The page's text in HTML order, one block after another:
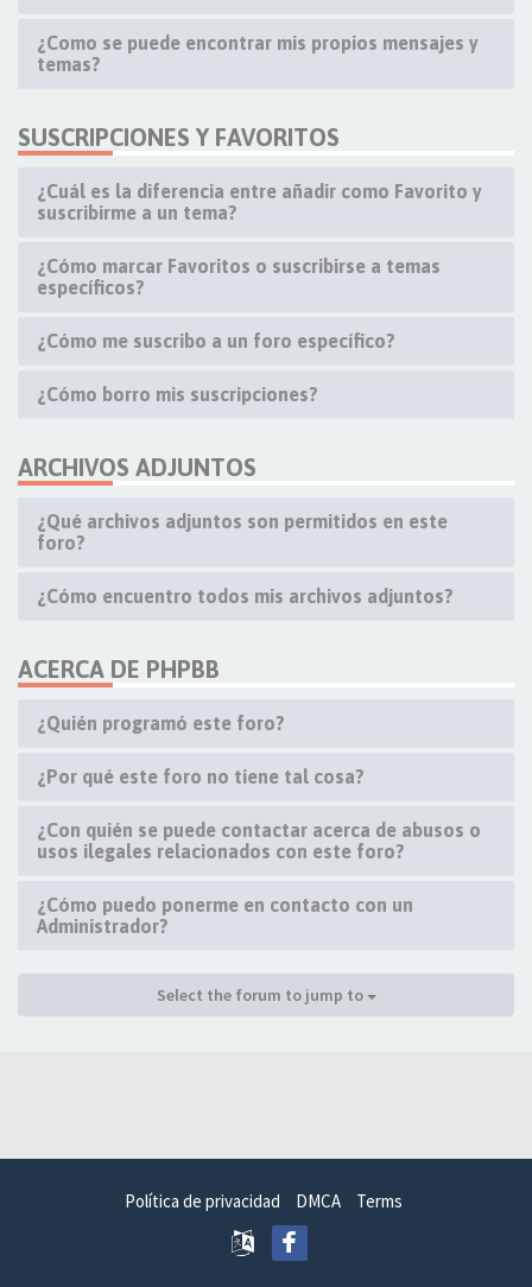
¿Como se puede encontrar mis propios mensajes y
temas?
SUSCRIPCIONES Y FAVORITOS
¿Cuál es la diferencia entre añadir como Favorito y
suscribirme a un tema?
¿Cómo marcar Favoritos o suscribirse a temas
específicos?
¿Cómo me suscribo a un foro específico?
¿Cómo borro mis suscripciones?
ARCHIVOS ADJUNTOS
¿Qué archivos adjuntos son permitidos en este
foro?
¿Cómo encuentro todos mis archivos adjuntos?
ACERCA DE PHPBB
¿Quién programó este foro?
¿Por qué este foro no tiene tal cosa?
¿Con quién se puede contactar acerca de abusos o
usos ilegales relacionados con este foro?
¿Cómo puedo ponerme en contacto con un
Administrador?
Select the forum to jump to
Política de privacidad DMCA Terms